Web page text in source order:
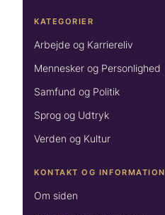
KATEGORIER
Arbejde og Karriereliv
Mennesker og Personlighed
Samfund og Politik
Sprog og Udtryk
Verden og Kultur
KONTAKT OG INFORMATION
Om siden